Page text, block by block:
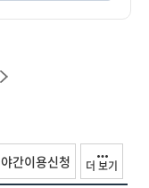
야간이용신청 더 보기